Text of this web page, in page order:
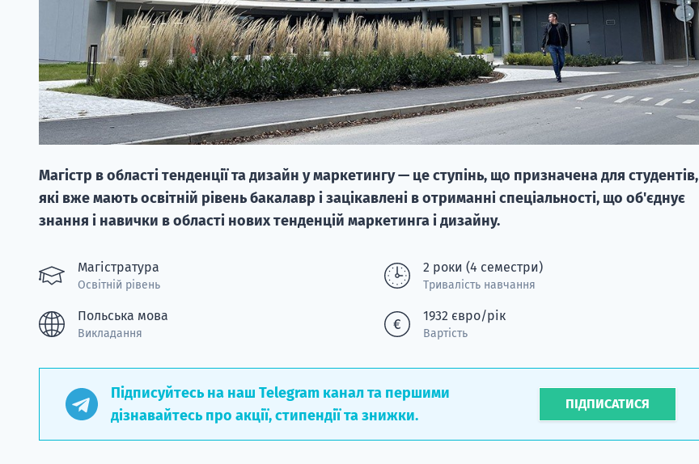
Магістр в області тенденції та дизайн у маркетингу — це ступінь, що призначена для студентів,
які вже мають освітній рівень бакалавр і зацікавлені в отриманні спеціальності, що об'єднує
знання і навички в області нових тенденцій маркетинга і дизайну.
Магістратура
Освітній рівень
2 роки (4 семестри)
Тривалість навчання
Польська мова
Викладання
1932 євро/рік
Вартість
Підписуйтесь на наш Telegram канал та першими
дізнавайтесь про акції, стипендії та знижки.
ПІДПИСАТИСЯ